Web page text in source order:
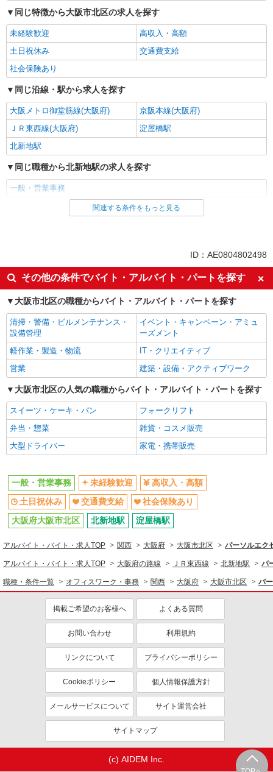
キープ
派遣社員
株式会社パソナ・大阪/OKW6001169077
一般事務
基づき交通費支給
大阪府大阪市北区（大阪駅）
キープ
派遣社員
株式会社パソナ・大阪/OKW6001165796
営業事務/一般事務
月給253700円 ★交通費規定に基づき交通費支
詳細を見る
派遣社員
株式会社パソナ・大阪/OKW6001149009
一般事務/データ入力
月給259000円 ★交通費規定に基づき交通費支
大阪府大阪市北区（心斎橋駅）
詳細を見る
派遣社員
株式会社パソナ・大阪/OKW6001176556
一般事務/データ入力
時給1500円 月収例：210000円 ★交通費規定に
基づき交通費支給
駅）
キープ 詳細を見る
株式会社パソナ・大阪/OKW6001170911
一般事務/旅行事務
給
大阪府大阪市北区（大阪メトロ御堂筋線梅田
駅）
詳細を見る
株式会社パソナ・大阪/OKW600117437001
一般事務
時給1630円 月収例：196000円 ★交通費規定に
基づき交通費支給
大阪府大阪市北区（京阪中之島線大江橋駅）
同じ特徴から大阪市北区の求人を探す
未経験歓迎
高収入・高額
土日祝休み
交通費支給
社会保険あり
同じ沿線・駅から求人を探す
大阪メトロ御堂筋線(大阪府)
京阪本線(大阪府)
ＪＲ東西線(大阪府)
淀屋橋駅
北新地駅
同じ職種から北新地駅の求人を探す
一般・営業事務
同じ雇用形態から北新地駅の求人を探す
未経験歓迎
高収入・高額
土日祝休み
交通費支給
社会保険あり
同じ職種から求人を探す
オフィスワーク・事務
一般・営業事務
同じ特徴から求人を探す
未経験歓迎
土日祝休み
交通費支給
社会保険あり
関連する条件をもっと見る
ID：AE0804802498
その他の条件でバイト・アルバイト・パートを探す
大阪市北区の職種からバイト・アルバイト・パートを探す
清掃・警備・ビルメンテナンス・
設備管理
イベント・キャンペーン・アミュ
ーズメント
軽作業・製造・物流
IT・クリエイティブ
営業
建築・設備・アクティブワーク
大阪市北区の人気の職種からバイト・アルバイト・パートを探す
スイーツ・ケーキ・パン
フォークリフト
弁当・惣菜
雑貨・コスメ販売
大型ドライバー
家電・携帯販売
一般・営業事務 未経験歓迎
高収入・高額
土日祝休み
交通費支給
社会保険あり
大阪府大阪市北区
北新地駅 淀屋橋駅
アルバイト・バイト・求人TOP 関西 大阪府 大阪市北区 パーソルエク
アルバイト・バイト・求人TOP 大阪府の路線 ＪＲ東西線 北新地駅 パ
職種・条件一覧 オフィスワーク・事務 関西 大阪府 大阪市北区 パ
掲載ご希望のお客様へ よくある質問
お問い合わせ 利用規約
リンクについて プライバシーポリシー
Cookieポリシー 個人情報保護方針
メールサービスについて サイト運営会社
サイトマップ
(c) AIDEM Inc.